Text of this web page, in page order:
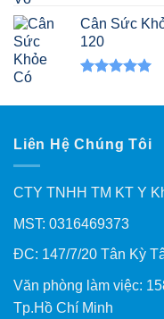
hạng5.00
5 sao
Cân Sức
120
Liên Hệ Chúng Tôi
CTY TNHH TM KT Y
MST: 0316469373
ĐC: 147/7/20 Tân Kỳ
Văn phòng làm việc:
Tp.Hồ Chí Minh